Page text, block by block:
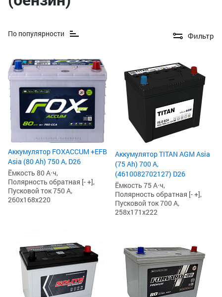
По популярности Фильтр
Аккумулятор FOXACCUM +EFB
Asia (80 Ah) 750 А, D26
Ёмкость 80 А·ч,
Полярность обратная [- +],
Пусковой ток 750 А,
260x168x220
Аккумулятор TITAN AGM Asia
(75 Ah) 700 А,
(4610082702127) D26
Ёмкость 75 А·ч,
Полярность обратная [- +],
Пусковой ток 700 А,
258x171x222